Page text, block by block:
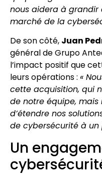
nous aidera à grandir
marché de la
De son côté, Juan
général de Grupo
l’impact positif que
leurs opérations : «
cette acquisition, qui
de notre équipe,
d’étendre nos
de cybersécurité à un
Un